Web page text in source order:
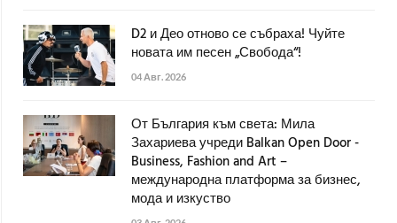
D2 и Део отново се събраха! Чуйте
новата им песен „Свобода“!
04 Авг. 2026
От България към света: Мила
Захариева учреди Balkan Open Door -
Business, Fashion and Art –
международна платформа за бизнес,
мода и изкуство